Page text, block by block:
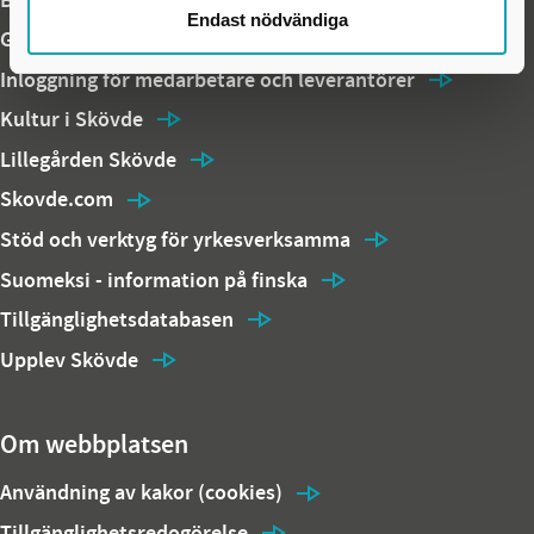
Endast nödvändiga
Gymnasium Skövde
Inloggning för medarbetare och leverantörer
Kultur i Skövde
Lillegården Skövde
Skovde.com
Stöd och verktyg för yrkesverksamma
Suomeksi - information på finska
Tillgänglighetsdatabasen
Upplev Skövde
Om webbplatsen
Användning av kakor (cookies)